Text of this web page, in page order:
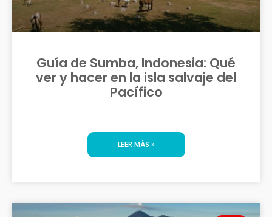
Guía de Sumba, Indonesia: Qué
ver y hacer en la isla salvaje del
Pacífico
LEER MÁS »